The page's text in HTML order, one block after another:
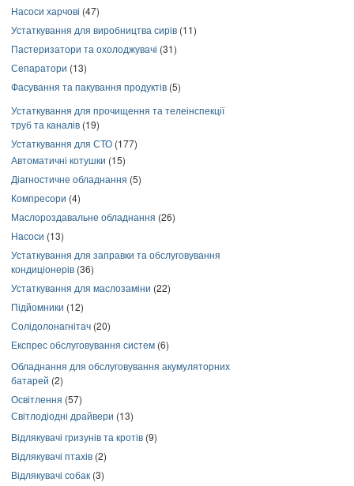
Насоси харчові (47)
Устаткування для виробництва сирів (11)
Пастеризатори та охолоджувачі (31)
Сепаратори (13)
Фасування та пакування продуктів (5)
Устаткування для прочищення та телеінспекції
труб та каналів (19)
Устаткування для СТО (177)
Автоматичні котушки (15)
Діагностичне обладнання (5)
Компресори (4)
Маслороздавальне обладнання (26)
Насоси (13)
Устаткування для заправки та обслуговування
кондиціонерів (36)
Устаткування для маслозаміни (22)
Підйомники (12)
Солідолонагнітач (20)
Експрес обслуговування систем (6)
Обладнання для обслуговування акумуляторних
батарей (2)
Освітлення (57)
Світлодіодні драйвери (13)
Відлякувачі гризунів та кротів (9)
Відлякувачі птахів (2)
Відлякувачі собак (3)